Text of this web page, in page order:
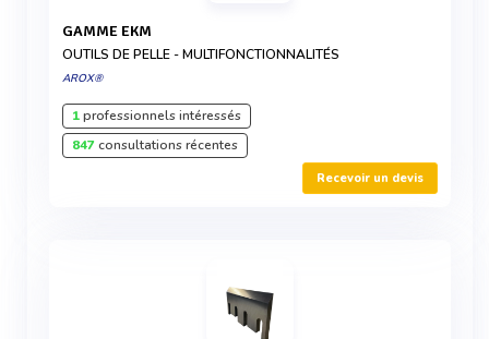
GAMME EKM
OUTILS DE PELLE - MULTIFONCTIONNALITÉS
AROX®
1professionnels intéressés
847consultations récentes
Recevoir un devis